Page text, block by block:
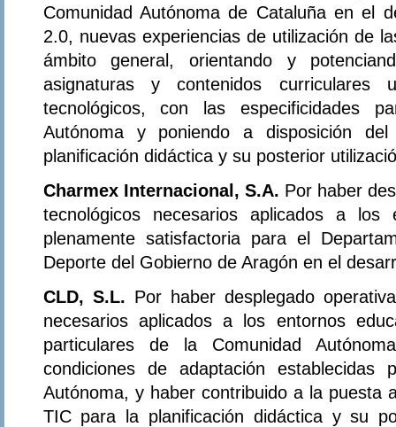
Comunidad Autónoma de Cataluña en el
2.0, nuevas experiencias de utilización de
ámbito general, orientando y
asignaturas y contenidos curriculares
tecnológicos, con las especificidades
Autónoma y poniendo a disposición
planificación didáctica y su posterior
Charmex Internacional, S.A. Por haber
tecnológicos necesarios aplicados a los
plenamente satisfactoria para el
Deporte del Gobierno de Aragón en el
CLD, S.L. Por haber desplegado
necesarios aplicados a los entornos
particulares de la Comunidad
condiciones de adaptación establecidas
Autónoma, y haber contribuido a la puesta
TIC para la planificación didáctica y su